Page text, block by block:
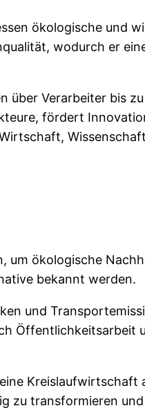
ökologische und
wodurch er
Verarbeiter bis
fördert
ökologische
bekannt werden.
und
Öffentlichkeitsarbeit
zu transformieren